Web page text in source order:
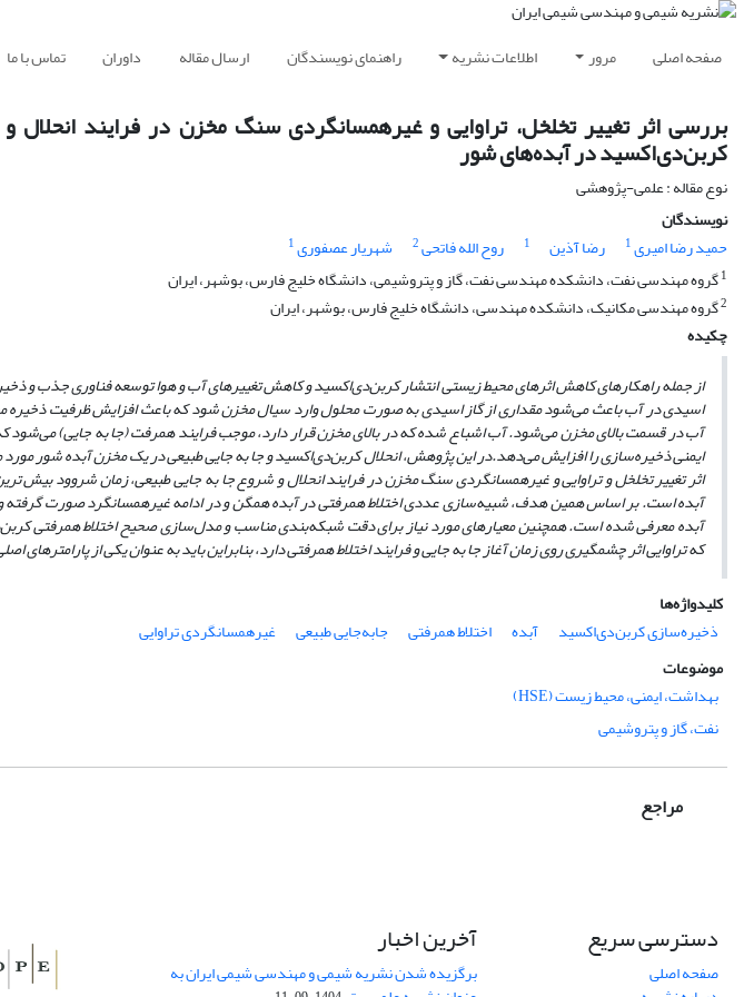
صفحه اصلی مرور اطلاعات نشریه راهنمای نویسندگان ارسال مقاله داوران تماس با ما
بررسی اثر تغییر تخلخل، تراوایی و غیرهمسانگردی سنگ مخزن در فرایند
کربن‌دی‌اکسید در آبده‌های شور
نوع مقاله : علمی-پژوهشی
نویسندگان
حمید رضا امیری1 رضا آذین 1 روح الله فاتحی2 شهریار عصفوری1
1گروه مهندسی نفت، دانشکده مهندسی نفت، گاز و پتروشیمی، دانشگاه خلیج فارس، بوشهر، ایران
2گروه مهندسی مکانیک، دانشکده مهندسی، دانشگاه خلیج فارس، بوشهر، ایران
چکیده
از جمله راهکار‌های کاهش اثرهای محیط زیستی انتشار کربن‌دی‌اکسید و کاهش تغییرهای آب و هوا توسعه فناوری جذب و
اسیدی در آب باعث می‌‌شود مقداری از گاز اسیدی به صورت محلول وارد سیال مخزن شود که باعث افزایش ظرفیت ذخیره
آب در قسمت بالای مخزن می‌شود. آب اشباع شده که در بالای مخزن قرار دارد، موجب فرایند همرفت (جا به­ جایی)
ایمنی ذخیره‌سازی را افزایش می‌دهد.در این پژوهش، انحلال کربن‌دی‌اکسید و جا به­ جایی طبیعیدر یک مخزن آبده شور مورد
اثر تغییر تخلخل و تراوایی و غیرهمسانگردی سنگ مخزن در فرایند انحلال و شروع جا به­ جایی طبیعی، زمان شروود بیش
آبده است. بر اساس همین هدف، شبیه‌سازی عددی اختلاط همرفتی در آبده همگن و در ادامه غیرهمسانگرد صورت
آبده معرفی شده است. همچنین معیارهای مورد نیاز برای دقت شبکه‌بندی مناسب و مدل‌سازی صحیح اختلاط همرفتی
که تراوایی اثر چشمگیریروی زمان آغاز جا به­ جایی وفرایند اختلاط همرفتی دارد، بنابراین باید به عنوان یکی از
کلیدواژه‌ها
ذخیره‌سازی کربن‌دی‌اکسید
آبده اختلاط همرفتی جابه‌جایی طبیعی
غیرهمسانگردی تراوایی
موضوعات
بهداشت، ایمنی، محیط زیست (HSE)
نفت، گاز و پتروشیمی
مراجع
دسترسی سریع
صفحه اصلی
آخرین اخبار
برگزیده شدن نشریه شیمی و مهندسی شیمی ایران به